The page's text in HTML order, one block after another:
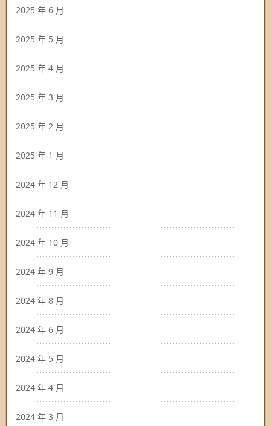
2025 年 6 月
2025 年 5 月
2025 年 4 月
2025 年 3 月
2025 年 2 月
2025 年 1 月
2024 年 12 月
2024 年 11 月
2024 年 10 月
2024 年 9 月
2024 年 8 月
2024 年 6 月
2024 年 5 月
2024 年 4 月
2024 年 3 月